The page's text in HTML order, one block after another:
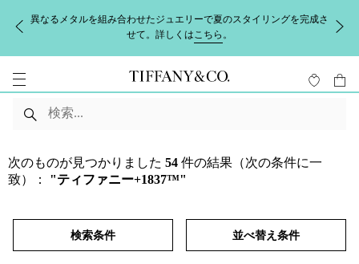
ュエリーで夏のスタイリングを完成さ
しくは
【配送に関するお知らせ】地震の
お届けに遅延の可能性がござい
次のものが見つかりました 54 件の結果（次の条件に一
致）：
"ティファニー+1837™"
検索条件 並べ替え条件